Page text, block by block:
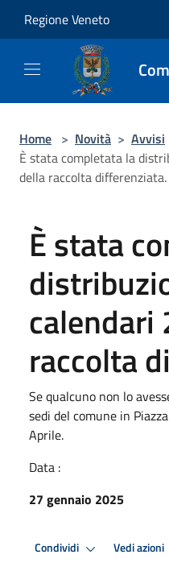
Regione Veneto
Home > Novità > Avvisi
È stata completata la
della raccolta differenziata.
È stata
calendari
raccolta
Se qualcuno non lo
sedi del comune in
Aprile.
Data :
27 gennaio 2025
Condividi Vedi azioni